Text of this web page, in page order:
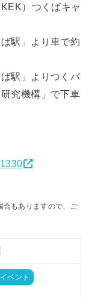
）つくばキャ
駅」より車で約
」よりつくバ
究機構」で下車
もありますので、ご
ベント